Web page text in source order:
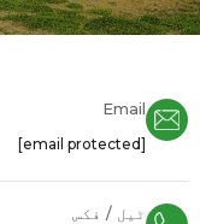
Email
[email protected]
ٹیل / فکس